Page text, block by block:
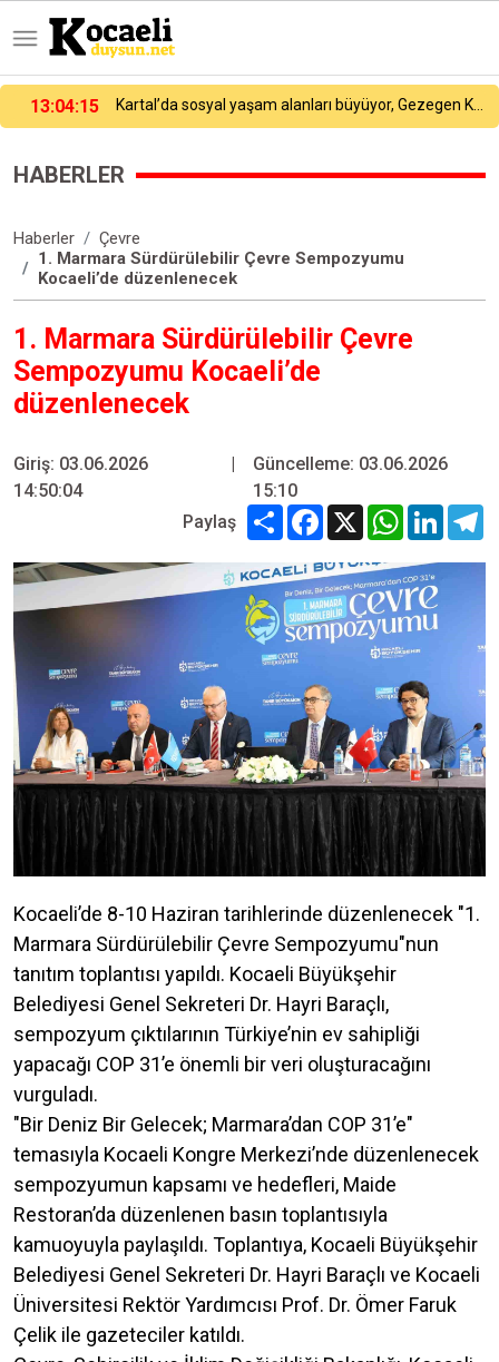
13:04:15
HABERLER
Haberler
Çevre
1. Marmara Sürdürülebilir Çevre Sempozyumu
Kocaeli’de düzenlenecek
1. Marmara Sürdürülebilir Çevre
Sempozyumu Kocaeli’de
düzenlenecek
Giriş: 03.06.2026
14:50:04
|
Güncelleme: 03.06.2026
15:10
Paylaş
Share Facebook
X WhatsApp
Kocaeli’de 8-10 Haziran tarihlerinde düzenlenecek "1.
Marmara Sürdürülebilir Çevre Sempozyumu"nun
tanıtım toplantısı yapıldı. Kocaeli Büyükşehir
Belediyesi Genel Sekreteri Dr. Hayri Baraçlı,
sempozyum çıktılarının Türkiye’nin ev sahipliği
yapacağı COP 31’e önemli bir veri oluşturacağını
vurguladı.
"Bir Deniz Bir Gelecek; Marmara’dan COP 31’e"
temasıyla Kocaeli Kongre Merkezi’nde düzenlenecek
sempozyumun kapsamı ve hedefleri, Maide
Restoran’da düzenlenen basın toplantısıyla
kamuoyuyla paylaşıldı. Toplantıya, Kocaeli Büyükşehir
Belediyesi Genel Sekreteri Dr. Hayri Baraçlı ve Kocaeli
Üniversitesi Rektör Yardımcısı Prof. Dr. Ömer Faruk
Çelik ile gazeteciler katıldı.